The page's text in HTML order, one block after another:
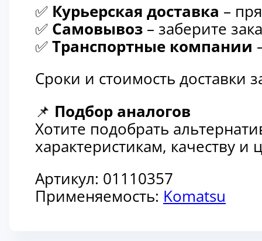
✅ Курьерская доставка –
✅ Самовывоз – заберите
✅ Транспортные компании
Сроки и стоимость доставки
📌 Подбор аналогов
Хотите подобрать
характеристикам, качеству
Артикул: 01110357
Применяемость: Komatsu